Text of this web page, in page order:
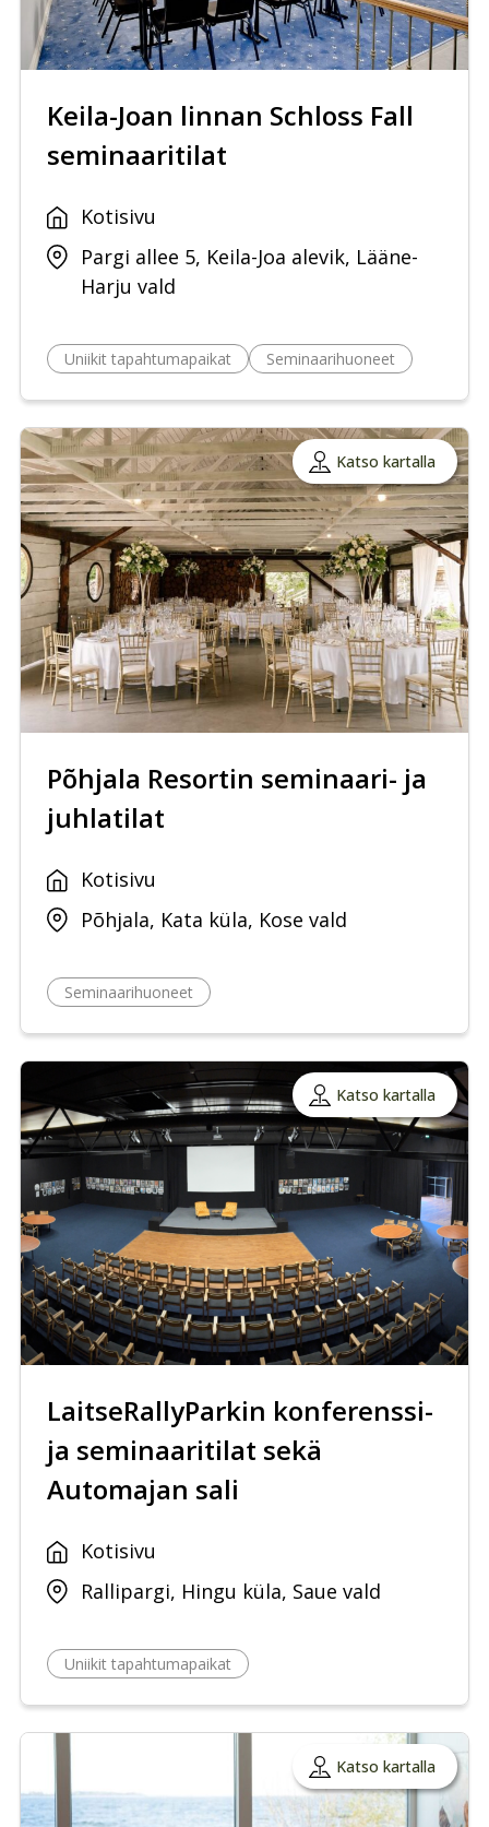
Keila-Joan linnan Schloss Fall
seminaaritilat
Kotisivu
Pargi allee 5, Keila-Joa alevik, Lääne-
Harju vald
Uniikit tapahtumapaikat Seminaarihuoneet
Katso kartalla
Põhjala Resortin seminaari- ja
juhlatilat
Kotisivu
Põhjala, Kata küla, Kose vald
Seminaarihuoneet
Katso kartalla
LaitseRallyParkin konferenssi-
ja seminaaritilat sekä
Automajan sali
Kotisivu
Rallipargi, Hingu küla, Saue vald
Uniikit tapahtumapaikat
Katso kartalla